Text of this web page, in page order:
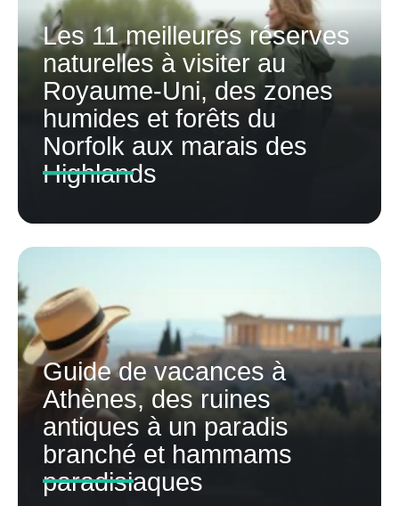
Les 11 meilleures réserves
naturelles à visiter au
Royaume-Uni, des zones
humides et forêts du
Norfolk aux marais des
Highlands
Guide de vacances à
Athènes, des ruines
antiques à un paradis
branché et hammams
paradisiaques